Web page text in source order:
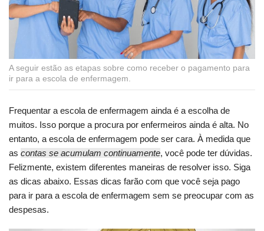
A seguir estão as etapas sobre como receber o pagamento para
ir para a escola de enfermagem.
Frequentar a escola de enfermagem ainda é a escolha de
muitos. Isso porque a procura por enfermeiros ainda é alta. No
entanto, a escola de enfermagem pode ser cara. À medida que
as contas se acumulam continuamente, você pode ter dúvidas.
Felizmente, existem diferentes maneiras de resolver isso. Siga
as dicas abaixo. Essas dicas farão com que você seja pago
para ir para a escola de enfermagem sem se preocupar com as
despesas.